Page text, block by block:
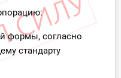
формы, согласно
стандарту